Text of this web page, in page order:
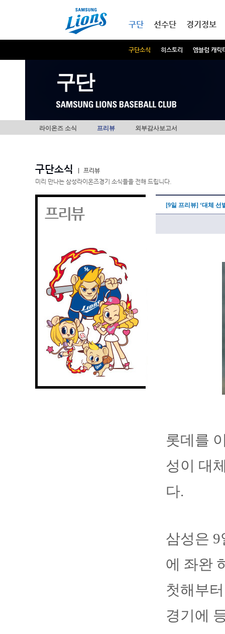
구단
구단소식 히스토리 엠블럼 캐릭
선수단 경기정보
구단
라이온즈 소식 프리뷰 외부감사보고서
구단소식
프리뷰
미리 만나는 삼성라이온즈경기 소식들을 전해 드립니다.
프리뷰 [9일 프리뷰] ‘대체 선
롯데를
성이 대
다.
삼성은
에 좌완
첫해부
경기에